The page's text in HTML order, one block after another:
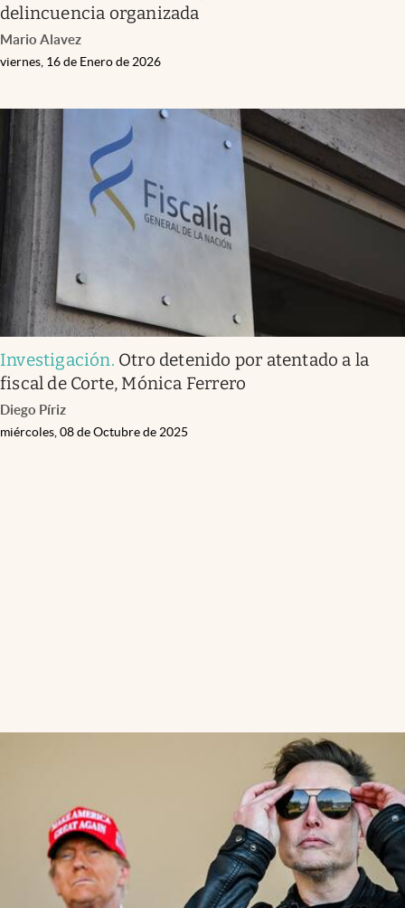
delincuencia organizada
Mario Alavez
viernes, 16 de Enero de 2026
Investigación. Otro detenido por atentado a la
fiscal de Corte, Mónica Ferrero
Diego Píriz
miércoles, 08 de Octubre de 2025